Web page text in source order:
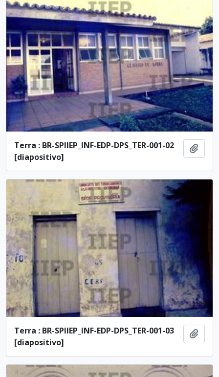
Terra : BR-SPIIEP_INF-EDP-DPS_TER-001-02
[diapositivo]
Terra : BR-SPIIEP_INF-EDP-DPS_TER-001-03
[diapositivo]